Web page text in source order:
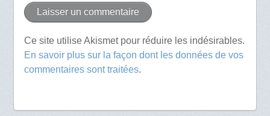
Ce site utilise Akismet pour réduire les indésirables.
En savoir plus sur la façon dont les données de vos
commentaires sont traitées.